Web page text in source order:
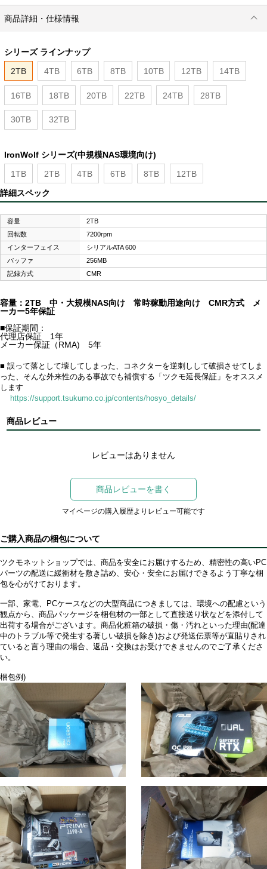
商品詳細・仕様情報
シリーズ ラインナップ
2TB
4TB 6TB 8TB 10TB 12TB 14TB
16TB 18TB 20TB 22TB 24TB 28TB
30TB 32TB
IronWolf シリーズ(中規模NAS環境向け)
1TB
2TB 4TB 6TB 8TB
12TB
詳細スペック
容量
2TB
回転数
7200rpm
インターフェイス
シリアルATA 600
バッファ
256MB
記録方式
CMR
容量：2TB 中・大規模NAS向け 常時稼動用途向け CMR方式 メ
ーカー5年保証
■保証期間：
代理店保証 1年
メーカー保証（RMA) 5年
■ 誤って落として壊してしまった、コネクターを逆刺しして破損させてしま
った、そんな外来性のある事故でも補償する「ツクモ延長保証」をオススメ
します
https://support.tsukumo.co.jp/contents/hosyo_details/
商品レビュー
レビューはありません
商品レビューを書く
マイページの購入履歴よりレビュー可能です
ご購入商品の梱包について
ツクモネットショップでは、商品を安全にお届けするため、精密性の高いPC
パーツの配送に緩衝材を敷き詰め、安心・安全にお届けできるよう丁寧な梱
包を心がけております。
一部、家電、PCケースなどの大型商品につきましては、環境への配慮という
観点から、商品パッケージを梱包材の一部として直接送り状などを添付して
出荷する場合がございます。商品化粧箱の破損・傷・汚れといった理由(配達
中のトラブル等で発生する著しい破損を除き)および発送伝票等が直貼りされ
ていると言う理由の場合、返品・交換はお受けできませんのでご了承くださ
い。
梱包例)